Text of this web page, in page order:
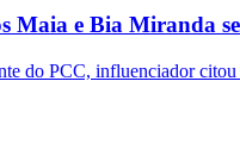
e Bia Miranda
do PCC, influenciador